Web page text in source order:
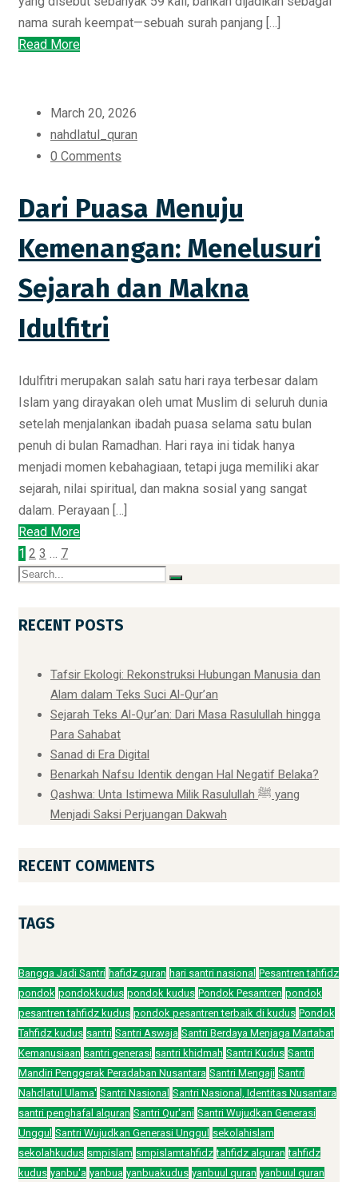
nama surah keempat—sebuah surah panjang […]
Read More
March 20, 2026
nahdlatul_quran
0 Comments
Dari Puasa Menuju
Kemenangan: Menelusuri
Sejarah dan Makna
Idulfitri
Idulfitri merupakan salah satu hari raya terbesar dalam
Islam yang dirayakan oleh umat Muslim di seluruh dunia
setelah menjalankan ibadah puasa selama satu bulan
penuh di bulan Ramadhan. Hari raya ini tidak hanya
menjadi momen kebahagiaan, tetapi juga memiliki akar
sejarah, nilai spiritual, dan makna sosial yang sangat
dalam. Perayaan […]
Read More
1 2 3 … 7
RECENT POSTS
Tafsir Ekologi: Rekonstruksi Hubungan Manusia dan
Alam dalam Teks Suci Al-Qur’an
Sejarah Teks Al-Qur’an: Dari Masa Rasulullah hingga
Para Sahabat
Sanad di Era Digital
Benarkah Nafsu Identik dengan Hal Negatif Belaka?
Qashwa: Unta Istimewa Milik Rasulullah ﷺ yang
Menjadi Saksi Perjuangan Dakwah
RECENT COMMENTS
TAGS
Bangga Jadi Santri hafidz quran hari santri nasional Pesantren tahfidz
pondok pondokkudus pondok kudus Pondok Pesantren pondok
pesantren tahfidz kudus pondok pesantren terbaik di kudus Pondok
Tahfidz kudus santri Santri Aswaja Santri Berdaya Menjaga Martabat
Kemanusiaan santri generasi santri khidmah Santri Kudus Santri
Mandiri Penggerak Peradaban Nusantara Santri Mengaji Santri
Nahdlatul Ulama' Santri Nasional Santri Nasional, Identitas Nusantara
santri penghafal alquran Santri Qur'ani Santri Wujudkan Generasi
Unggul Santri Wujudkan Generasi Unggul sekolahislam
sekolahkudus smpislam smpislamtahfidz tahfidz alquran tahfidz
kudus yanbu'a yanbua yanbuakudus yanbuul quran yanbuul quran